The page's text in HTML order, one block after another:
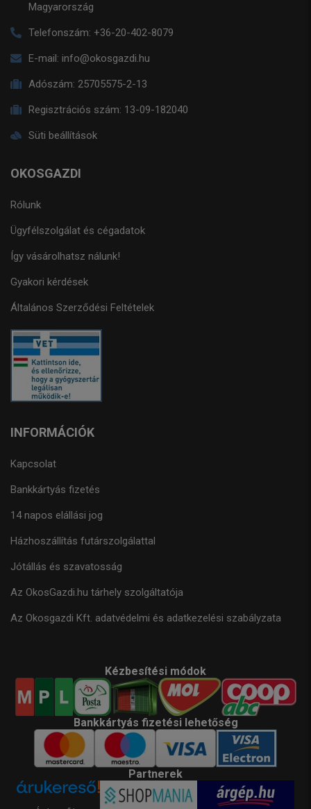
Magyarország
Telefonszám: +36-20-402-8079
E-mail: info@okosgazdi.hu
Adószám: 25705575-2-13
Regisztrációs szám: 13-09-182040
Süti beállítások
OKOSGAZDI
Rólunk
Ügyfélszolgálat és cégadatok
Így vásárolhatsz nálunk!
Gyakori kérdések
Általános Szerződési Feltételek
INFORMÁCIÓK
Kapcsolat
Bankkártyás fizetés
14 napos elállási jog
Házhoszállítás futárszolgálattal
Jótállás és szavatosság
Az OkosGazdi.hu tárhely szolgáltatója
Az Okosgazdi Kft. adatvédelmi és adatkezelési szabályzata
Kézbesítési módok
Bankkártyás fizetési lehetőség
Partnerek